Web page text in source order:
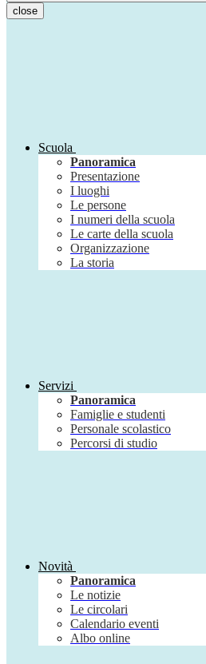
close
Scuola
Panoramica
Presentazione
I luoghi
Le persone
I numeri della scuola
Le carte della scuola
Organizzazione
La storia
Servizi
Panoramica
Famiglie e studenti
Personale scolastico
Percorsi di studio
Novità
Panoramica
Le notizie
Le circolari
Calendario eventi
Albo online